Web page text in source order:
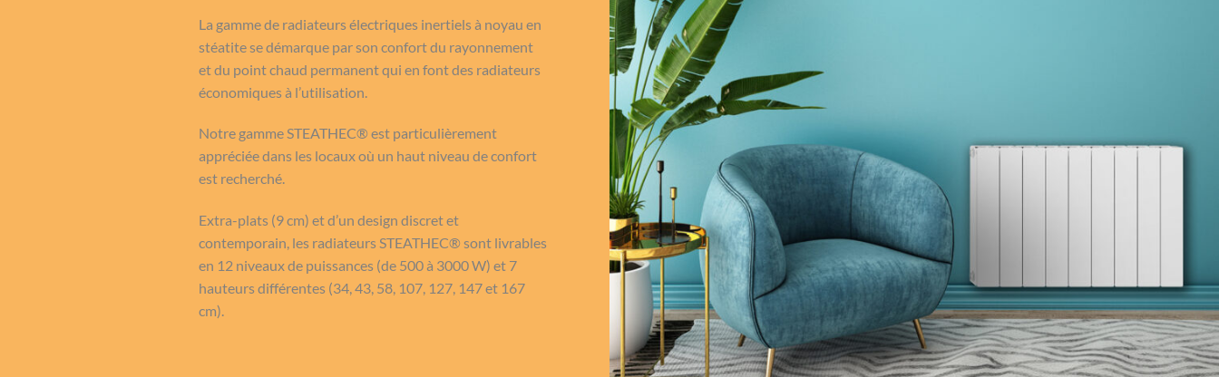
La gamme de radiateurs électriques inertiels à noyau en
stéatite se démarque par son confort du rayonnement
et du point chaud permanent qui en font des radiateurs
économiques à l’utilisation.
Notre gamme STEATHEC® est particulièrement
appréciée dans les locaux où un haut niveau de confort
est recherché.
Extra-plats (9 cm) et d’un design discret et
contemporain, les radiateurs STEATHEC® sont livrables
en 12 niveaux de puissances (de 500 à 3000 W) et 7
hauteurs différentes (34, 43, 58, 107, 127, 147 et 167
cm).